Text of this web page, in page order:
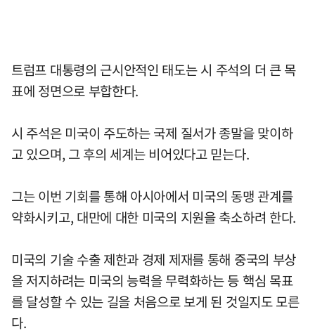
트럼프 대통령의 근시안적인 태도는 시 주석의 더 큰 목
표에 정면으로 부합한다.
시 주석은 미국이 주도하는 국제 질서가 종말을 맞이하
고 있으며, 그 후의 세계는 비어있다고 믿는다.
그는 이번 기회를 통해 아시아에서 미국의 동맹 관계를
약화시키고, 대만에 대한 미국의 지원을 축소하려 한다.
미국의 기술 수출 제한과 경제 제재를 통해 중국의 부상
을 저지하려는 미국의 능력을 무력화하는 등 핵심 목표
를 달성할 수 있는 길을 처음으로 보게 된 것일지도 모른
다.